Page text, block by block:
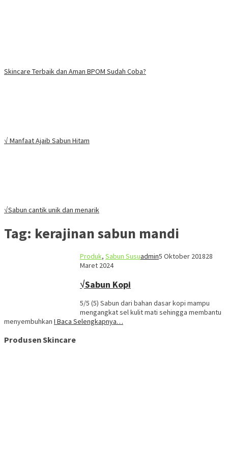
Skincare Terbaik dan Aman BPOM Sudah Coba?
√ Manfaat Ajaib Sabun Hitam
√Sabun cantik unik dan menarik
Tag: kerajinan sabun mandi
Produk, Sabun Susuadmin5 Oktober 201828
Maret 2024
√Sabun Kopi
5/5 (5) Sabun dari bahan dasar kopi mampu
mengangkat sel kulit mati sehingga membantu
menyembuhkan I Baca Selengkapnya…
Produsen Skincare